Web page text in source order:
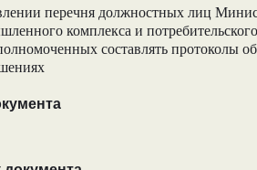
перечня должностных лиц
комплекса и
составлять протоколы